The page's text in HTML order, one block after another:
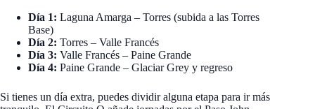
Día 1: Laguna Amarga – Torres (subida a las Torres
Base)
Día 2: Torres – Valle Francés
Día 3: Valle Francés – Paine Grande
Día 4: Paine Grande – Glaciar Grey y regreso
Si tienes un día extra, puedes dividir alguna etapa para ir más